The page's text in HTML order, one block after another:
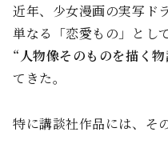
近年、少女漫画の実写ド
単なる「恋愛もの」とし
“人物像そのものを描く物
てきた。
特に講談社作品には、そ